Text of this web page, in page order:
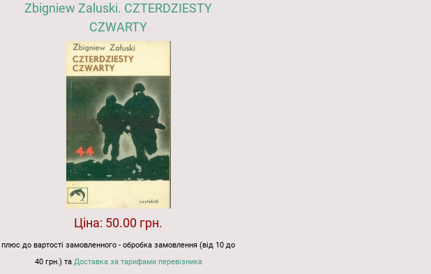
Zbigniew Zaluski. CZTERDZIESTY
CZWARTY
Ціна: 50.00 грн.
плюс до вартості замовленного - обробка замовлення (від 10 до
40 грн.) та Доставка за тарифами перевізника